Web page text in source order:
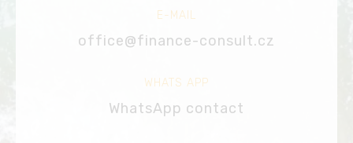
E-MAIL
office@finance-consult.cz
WHATS APP
WhatsApp contact